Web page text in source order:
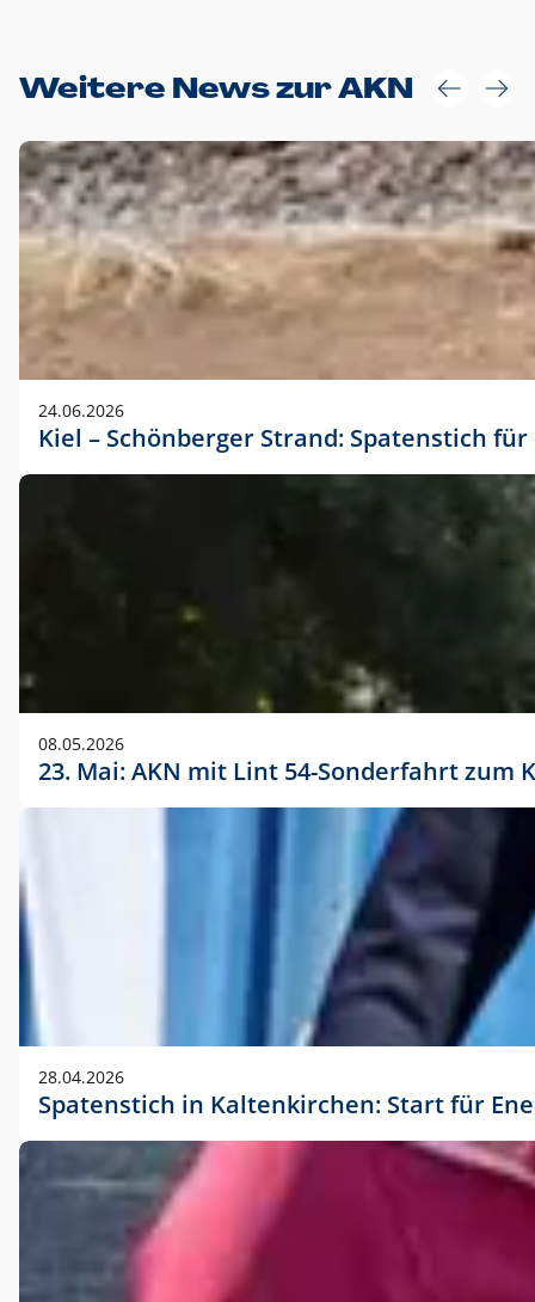
Weitere News zur AKN
24.06.2026
Kiel – Schönberger Strand: Spatenstich
08.05.2026
23. Mai: AKN mit Lint 54-Sonderfahrt
28.04.2026
Spatenstich in Kaltenkirchen: Start für